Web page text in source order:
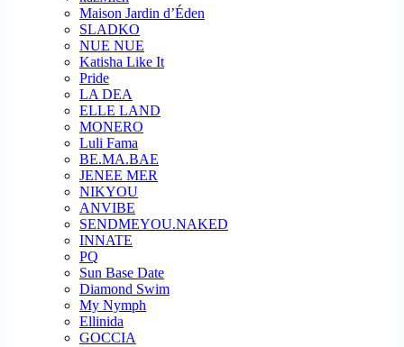
Maison Jardin d’Éden
SLADKO
NUE NUE
Katisha Like It
Pride
LA DEA
ELLE LAND
MONERO
Luli Fama
BE.MA.BAE
JENEE MER
NIKYOU
ANVIBE
SENDMEYOU.NAKED
INNATE
PQ
Sun Base Date
Diamond Swim
My Nymph
Ellinida
GOCCIA